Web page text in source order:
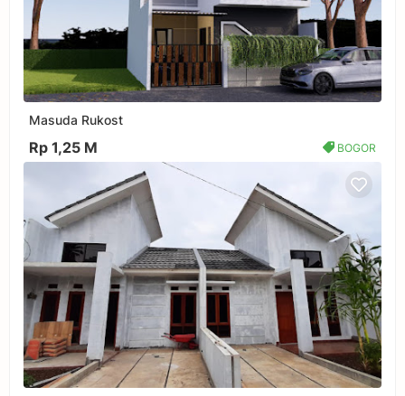
Masuda Rukost
Rp 1,25 M BOGOR